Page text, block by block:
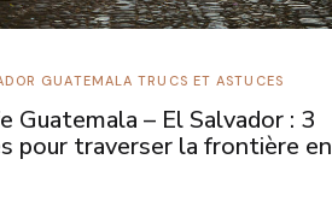
GUATEMALATRUCS ET ASTUCES
Guatemala – El Salvador : 3
pour traverser la frontière en